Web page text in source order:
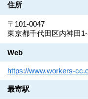
住所
〒101-0047
東京都千代田区内神田
Web
https://www.workers-
最寄駅